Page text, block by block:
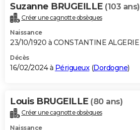
Suzanne BRUGEILLE (103 ans)
Créer une cagnotte obsèques
Naissance
23/10/1920 à CONSTANTINE ALGERIE
Décès
16/02/2024 à Périgueux(Dordogne)
Louis BRUGEILLE (80 ans)
Créer une cagnotte obsèques
Naissance